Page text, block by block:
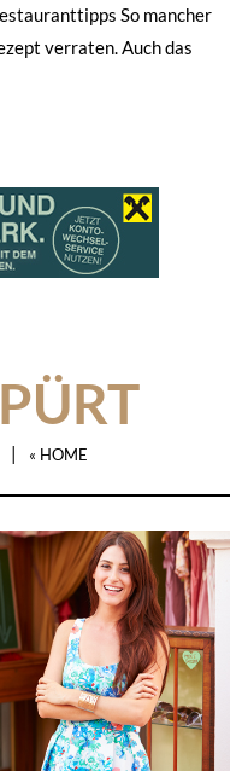
So mancher
verraten. Auch das
| « HOME